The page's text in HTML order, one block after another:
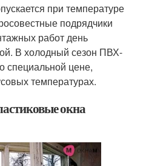
при температуре
подрядчики
работ день
В холодный сезон ПВХ-
специальной цене,
температурах.
окна